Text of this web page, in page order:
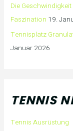
Die
Faszination 19.
Tennisplatz
Januar 2026
TENNIS
Tennis Ausrüstung